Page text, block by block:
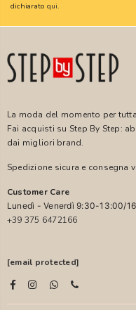
dichiarato qui.
La moda del momento per
Fai acquisti su Step By Step:
dai migliori brand.
Spedizione sicura e consegna
Customer Care
Lunedì - Venerdì 9:30-13:00/
+39 375 6472166
[email protected]